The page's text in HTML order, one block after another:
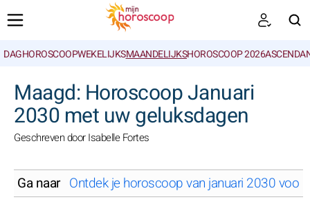
DAGHOROSCOOPWEKELIJKSMAANDELIJKSHOROSCOOP 2026
Maagd: Horoscoop Januari
2030 met uw geluksdagen
Geschreven door Isabelle Fortes
Ga naar Ontdek je horoscoop van januari 2030 voor